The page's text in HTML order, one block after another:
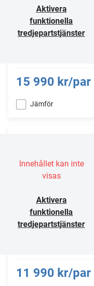
Aktivera
funktionella
tredjepartstjänster
15 990 kr/par
Jämför
Innehållet kan inte
visas
Aktivera
funktionella
tredjepartstjänster
11 990 kr/par